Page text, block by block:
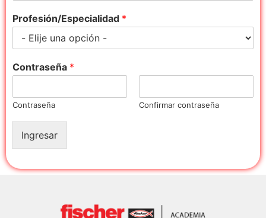
Profesión/Especialidad *
Contraseña *
Contraseña Confirmar contraseña
Ingresar